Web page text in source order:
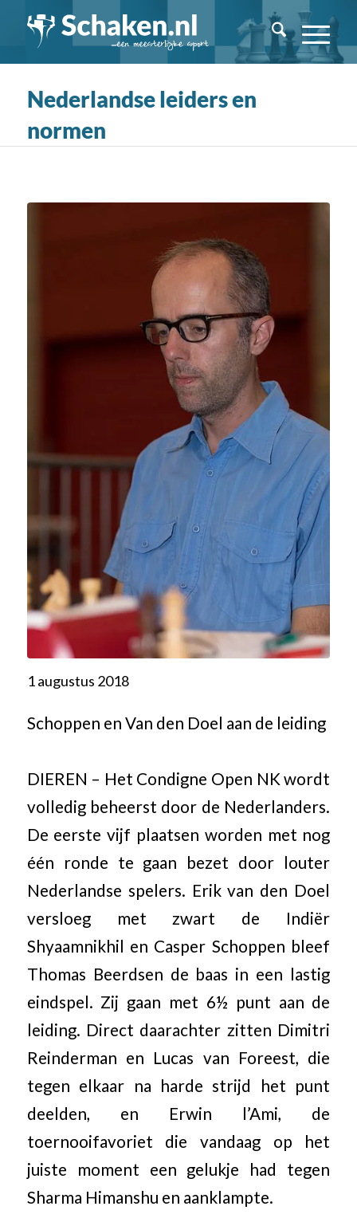
Nederlandse leiders en
normen
1 augustus 2018
Schoppen en Van den Doel aan de leiding
DIEREN – Het Condigne Open NK wordt
volledig beheerst door de Nederlanders.
De eerste vijf plaatsen worden met nog
één ronde te gaan bezet door louter
Nederlandse spelers. Erik van den Doel
versloeg met zwart de Indiër
Shyaamnikhil en Casper Schoppen bleef
Thomas Beerdsen de baas in een lastig
eindspel. Zij gaan met 6½ punt aan de
leiding. Direct daarachter zitten Dimitri
Reinderman en Lucas van Foreest, die
tegen elkaar na harde strijd het punt
deelden, en Erwin l’Ami, de
toernooifavoriet die vandaag op het
juiste moment een gelukje had tegen
Sharma Himanshu en aanklampte.